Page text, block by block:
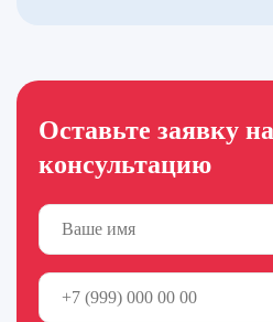
Оставьте заявку
консультацию